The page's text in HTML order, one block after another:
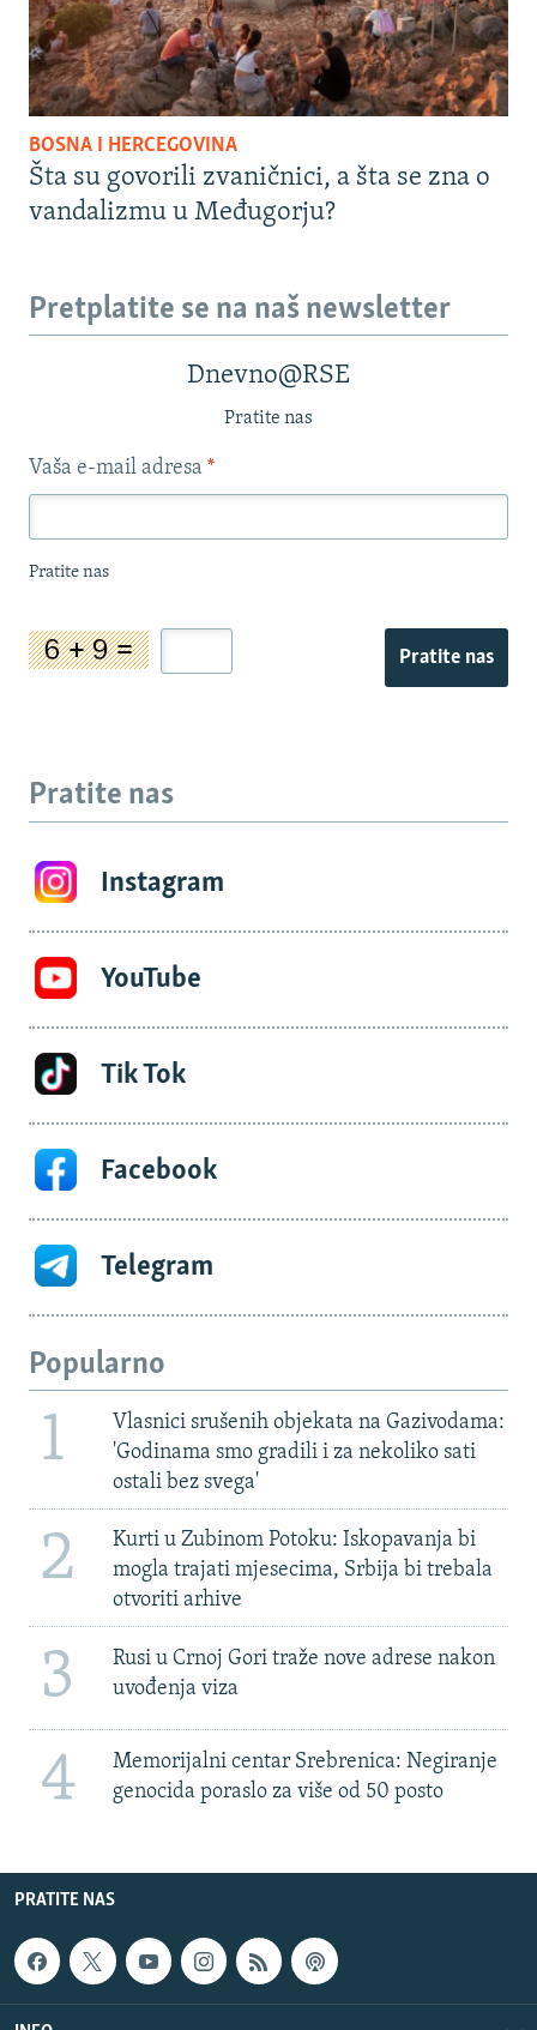
BOSNA I HERCEGOVINA
Šta su govorili zvaničnici, a šta se zna o
vandalizmu u Međugorju?
Pretplatite se na naš newsletter
Dnevno@RSE
Pratite nas
Vaša e-mail adresa *
Pratite nas
Pratite nas
Pratite nas
Instagram
YouTube
Tik Tok
Facebook
Telegram
Popularno
1
Vlasnici srušenih objekata na Gazivodama:
'Godinama smo gradili i za nekoliko sati
ostali bez svega'
2
Kurti u Zubinom Potoku: Iskopavanja bi
mogla trajati mjesecima, Srbija bi trebala
otvoriti arhive
3
Rusi u Crnoj Gori traže nove adrese nakon
uvođenja viza
4
Memorijalni centar Srebrenica: Negiranje
genocida poraslo za više od 50 posto
PRATITE NAS